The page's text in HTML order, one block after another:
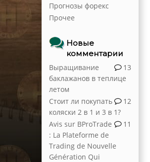
Прогнозы форекс
Прочее
Новые
комментарии
13
Выращивание
баклажанов в теплице
летом
12
Стоит ли покупать
коляски 2 в 1 и 3 в 1?
11
Avis sur BProTrade
: La Plateforme de
Trading de Nouvelle
Génération Qui